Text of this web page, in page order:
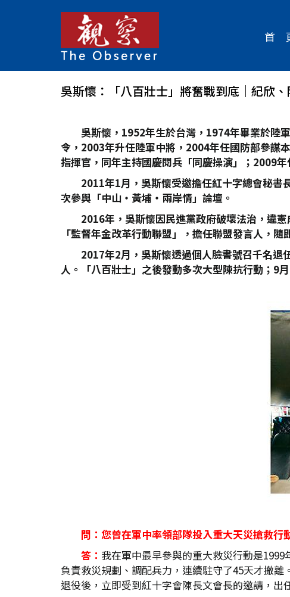
首
吳斯懷：「八百壯士」將奮戰到底｜紀欣
吳斯懷，1952年生於台灣，1974年畢業於陸
令，2003年升任陸軍中將，2004年任國防部參謀
指揮官，同年主持國慶閱兵「同慶操演」；2009
2011年1月，吳斯懷受邀擔任紅十字總會秘
次參與「中山‧黃埔‧兩岸情」論壇。
2016年，吳斯懷因民進黨政府破壞法治，違
「監督年金改革行動聯盟」，擔任聯盟發言人，
2017年2月，吳斯懷透過個人臉書號召千名退
人。「八百壯士」之後發動多次大型陳抗行動；9
問：您曾在軍中率領部隊投入重大天災搶救
答： 我在軍中最早參與的重大救災行動是
負責救災規劃、調配兵力，連續駐守了45天才撤
退役後，立即受到紅十字會陳長文會長的邀請，出